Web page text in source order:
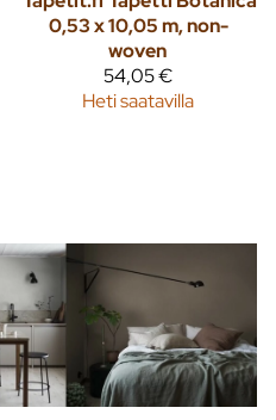
0,53 x 10,05 m, non-
woven
54,05 €
Heti saatavilla